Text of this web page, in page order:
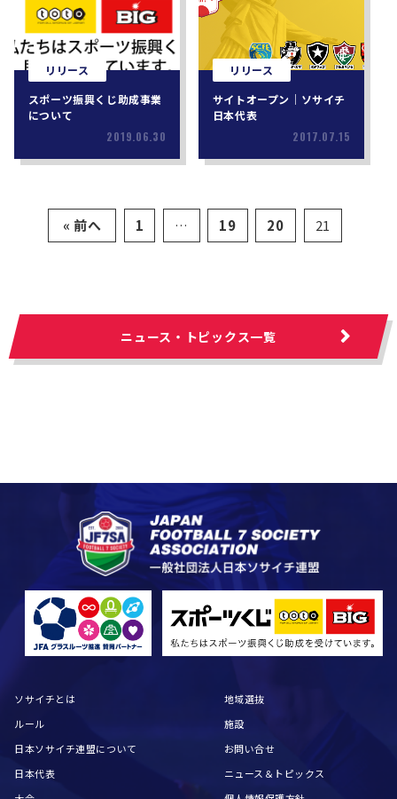
リリース
スポーツ振興くじ助成事業
について
2019.06.30
リリース
サイトオープン｜ソサイチ
日本代表
2017.07.15
« 前へ 1 … 19 20 21
ニュース・トピックス一覧
ソサイチとは
ルール
日本ソサイチ連盟について
日本代表
地域選抜
施設
お問い合せ
ニュース＆トピックス